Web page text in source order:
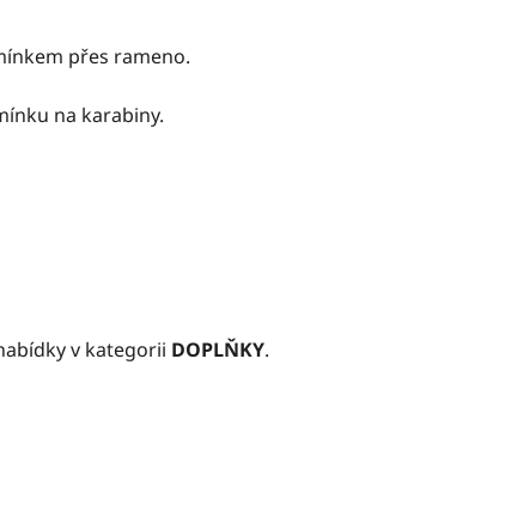
přes rameno.
na karabiny.
v kategorii DOPLŇKY.